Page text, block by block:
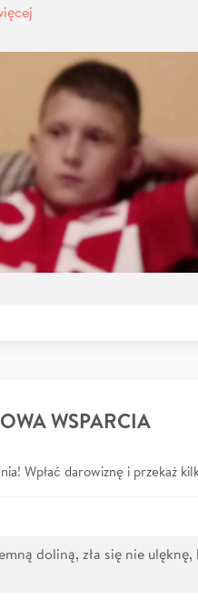
WSPARCIA
Wpłać darowiznę i przekaż
doliną, zła się nie ulęknę,